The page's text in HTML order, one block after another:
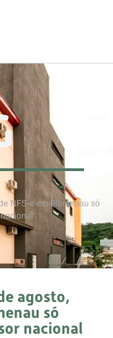
NFS-e em Blumenau só
agosto,
só
nacional